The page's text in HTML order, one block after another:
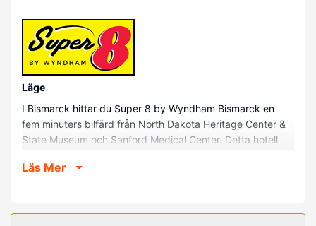
Läge
I Bismarck hittar du Super 8 by Wyndham Bismarck en
fem minuters bilfärd från North Dakota Heritage Center &
State Museum och Sanford Medical Center. Detta hotell
från Former Governor's Mansion.
Känn dig som hemma i ett av de 60 luftkonditionerade
Läs Mer